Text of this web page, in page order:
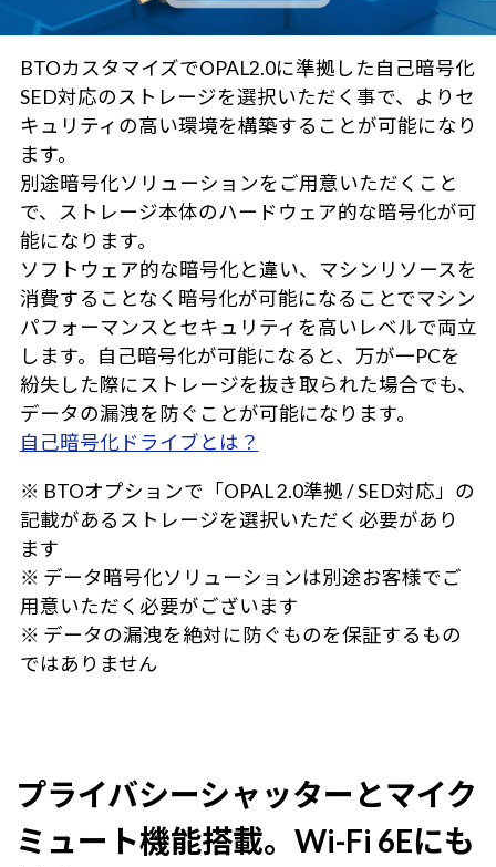
BTOカスタマイズでOPAL2.0に準拠した自己暗号化
SED対応のストレージを選択いただく事で、よりセ
キュリティの高い環境を構築することが可能になり
ます。
別途暗号化ソリューションをご用意いただくこと
で、ストレージ本体のハードウェア的な暗号化が可
能になります。
ソフトウェア的な暗号化と違い、マシンリソースを
消費することなく暗号化が可能になることでマシン
パフォーマンスとセキュリティを高いレベルで両立
します。自己暗号化が可能になると、万が一PCを
紛失した際にストレージを抜き取られた場合でも、
データの漏洩を防ぐことが可能になります。
自己暗号化ドライブとは？
※ BTOオプションで「OPAL 2.0準拠 / SED対応」の
記載があるストレージを選択いただく必要があり
ます
※ データ暗号化ソリューションは別途お客様でご
用意いただく必要がございます
※ データの漏洩を絶対に防ぐものを保証するもの
ではありません
プライバシーシャッターとマイク
ミュート機能搭載。Wi-Fi 6Eにも